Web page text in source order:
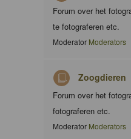
Forum over het
te fotograferen etc.
Moderator Moderators
Zoogdieren
Forum over het
fotograferen etc.
Moderator Moderators